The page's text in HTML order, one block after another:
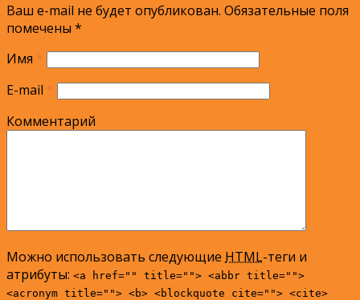
Ваш e-mail не будет опубликован. Обязательные поля
помечены *
Имя *
E-mail *
Комментарий
Можно использовать следующие HTML-теги и
атрибуты: <a href="" title=""> <abbr title="">
<acronym title=""> <b> <blockquote cite=""> <cite>